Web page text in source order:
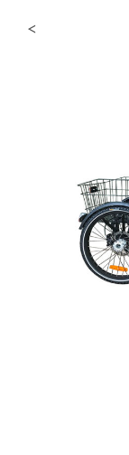
<